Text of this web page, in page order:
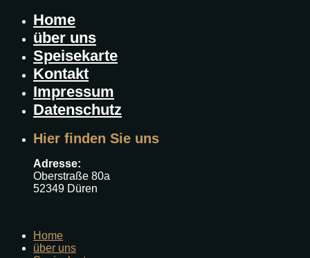
Home
über uns
Speisekarte
Kontakt
Impressum
Datenschutz
Hier finden Sie uns
Adresse:
Oberstraße 80a
52349 Düren
Home
über uns